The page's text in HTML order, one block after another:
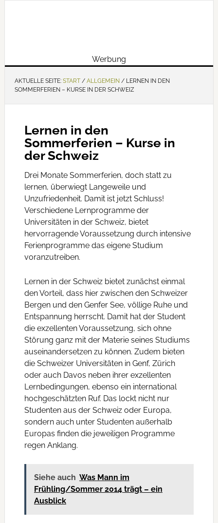
Werbung
AKTUELLE SEITE: START / ALLGEMEIN /LERNEN IN DEN
SOMMERFERIEN – KURSE IN DER SCHWEIZ
Lernen in den
Sommerferien – Kurse in
der Schweiz
Drei Monate Sommerferien, doch statt zu
lernen, überwiegt Langeweile und
Unzufriedenheit. Damit ist jetzt Schluss!
Verschiedene Lernprogramme der
Universitäten in der Schweiz, bietet
hervorragende Voraussetzung durch intensive
Ferienprogramme das eigene Studium
voranzutreiben.
Lernen in der Schweiz bietet zunächst einmal
den Vorteil, dass hier zwischen den Schweizer
Bergen und den Genfer See, völlige Ruhe und
Entspannung herrscht. Damit hat der Student
die exzellenten Voraussetzung, sich ohne
Störung ganz mit der Materie seines Studiums
auseinandersetzen zu können. Zudem bieten
die Schweizer Universitäten in Genf, Zürich
oder auch Davos neben ihrer exzellenten
Lernbedingungen, ebenso ein international
hochgeschätzten Ruf. Das lockt nicht nur
Studenten aus der Schweiz oder Europa,
sondern auch unter Studenten außerhalb
Europas finden die jeweiligen Programme
regen Anklang.
Siehe auch Was Mann im
Frühling/Sommer 2014 trägt – ein
Ausblick